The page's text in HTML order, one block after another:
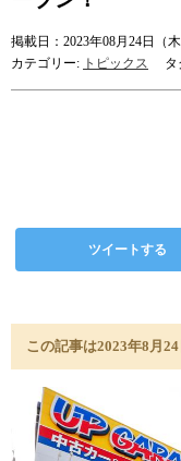
掲載日：2023年08月24日（木
カテゴリー: トピックス タ
ツイートする
この記事は2023年8月